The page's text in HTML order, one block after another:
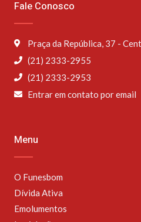
Menu
O Funesbom
Dívida Ativa
Emolumentos
Fale Conosco
Praça da República, 37 -
(21) 2333-2955
(21) 2333-2953
Entrar em contato por email